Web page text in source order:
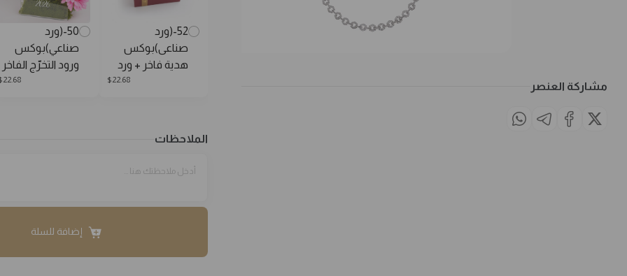
مشاركة العنصر
52-(ورد
صناعى)بوكس
هدية فاخر + ورد
22.68
$
50-(ورد
صناعي)بوكس
ورود التخرّج الفاخر
22.68
الملاحظات
إضافة للسلة